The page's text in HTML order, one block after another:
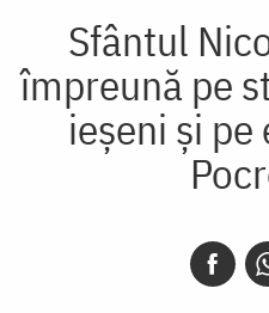
Sfântul
împreună pe
ieșeni şi